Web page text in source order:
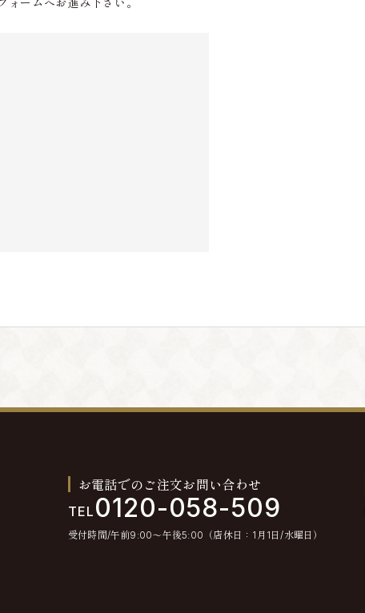
ームへお進み下さい。
お電話でのご注文お問い合わせ
TEL 0120-058-509
受付時間/午前9:00〜午後5:00（店休日：1月1日/水曜日）